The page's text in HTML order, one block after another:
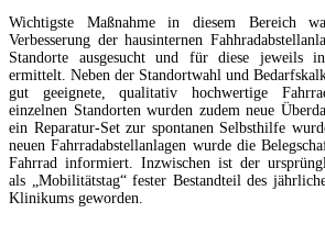
Wichtigste Maßnahme in diesem Bereich
Verbesserung der hausinternen
Standorte ausgesucht und für diese jeweils
ermittelt. Neben der Standortwahl und
gut geeignete, qualitativ hochwertige
einzelnen Standorten wurden zudem neue
ein Reparatur-Set zur spontanen Selbsthilfe
neuen Fahrradabstellanlagen wurde die
Fahrrad informiert. Inzwischen ist der
als „Mobilitätstag“ fester Bestandteil des
Klinikums geworden.